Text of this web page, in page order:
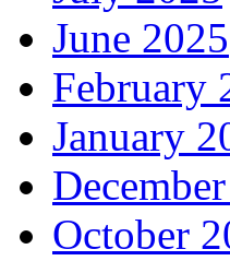
June 2025
February
January
October